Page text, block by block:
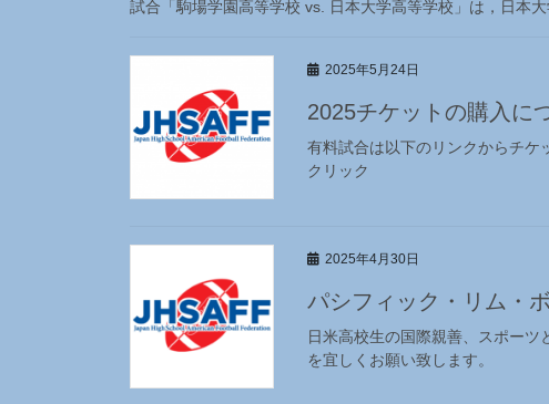
試合「駒場学園高等学校 vs. 日本大学高等学校」は，日
2025年5月24日
2025チケットの購入に
有料試合は以下のリンクから
クリック
2025年4月30日
パシフィック・リム・
日米高校生の国際親善、スポー
を宜しくお願い致します。